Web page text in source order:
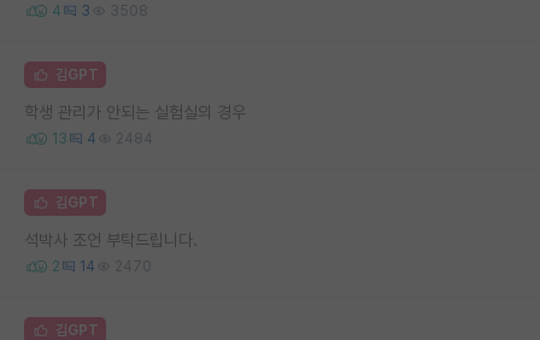
4 3 3508
김GPT
학생 관리가 안되는 실험실의 경우
13 4 2484
김GPT
석박사 조언 부탁드립니다.
2 14 2470
김GPT